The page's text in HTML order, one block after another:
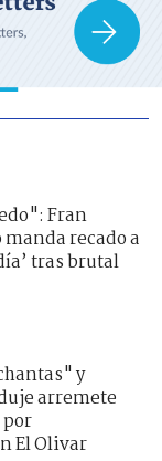
Fran
recado a
tras brutal
y
arremete
El Olivar